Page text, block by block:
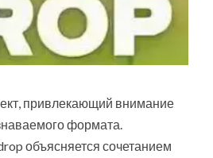
привлекающий внимание
формата.
объясняется сочетанием